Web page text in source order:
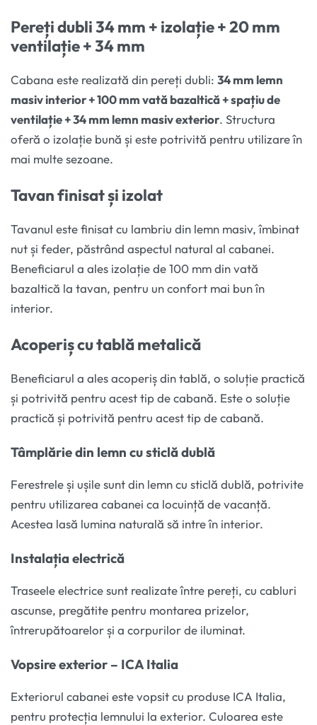
Pereți dubli 34 mm + izolație+ 20 mm
ventilație + 34 mm
Cabana este realizată din pereți dubli: 34 mm lemn
masiv interior + 100 mm vată bazaltică + spațiu de
ventilație + 34 mm lemn masiv exterior. Structura
oferă o izolație bună și este potrivită pentru utilizare în
mai multe sezoane.
Tavan finisat și izolat
Tavanul este finisat cu lambriu din lemn masiv, îmbinat
nut și feder, păstrând aspectul natural al cabanei.
Beneficiarul a ales izolație de 100 mm din vată
bazaltică la tavan, pentru un confort mai bun în
interior.
Acoperiș cu tablă metalică
Beneficiarul a ales acoperiș din tablă, o soluție practică
și potrivită pentru acest tip de cabană. Este o soluție
practică și potrivită pentru acest tip de cabană.
Tâmplărie din lemn cu sticlă dublă
Ferestrele și ușile sunt din lemn cu sticlă dublă, potrivite
pentru utilizarea cabanei ca locuință de vacanță.
Acestea lasă lumina naturală să intre în interior.
Instalația electrică
Traseele electrice sunt realizate între pereți, cu cabluri
ascunse, pregătite pentru montarea prizelor,
întrerupătoarelor și a corpurilor de iluminat.
Vopsire exterior – ICA Italia
Exteriorul cabanei este vopsit cu produse ICA Italia,
pentru protecția lemnului la exterior. Culoarea este